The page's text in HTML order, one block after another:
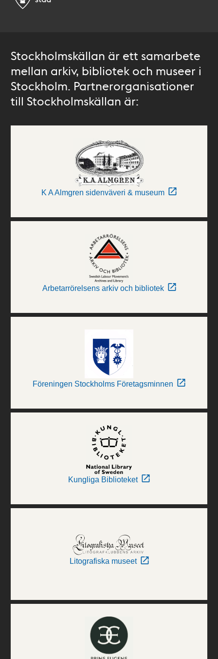
Stockholmskällan är ett samarbete
mellan arkiv, bibliotek och museer i
Stockholm. Partnerorganisationer
till Stockholmskällan är:
K A Almgren sidenväveri & museum
Arbetarrörelsens arkiv och bibliotek
Föreningen Stockholms Företagsminnen
Kungliga Biblioteket
Litografiska museet